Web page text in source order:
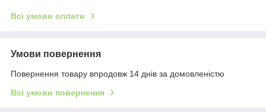
Всі умови оплати
Умови повернення
Повернення товару впродовж 14 днів за домовленістю
Всі умови повернення